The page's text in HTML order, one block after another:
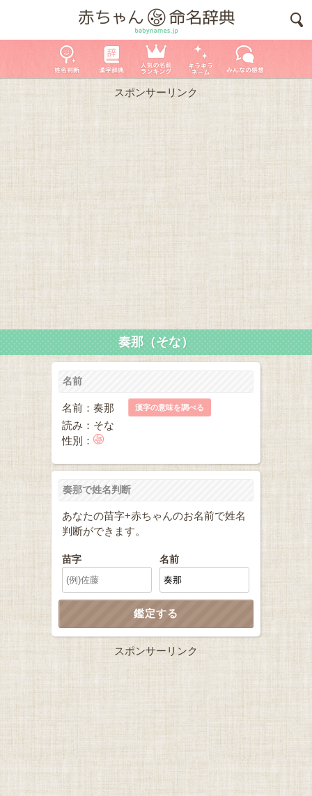
スポンサーリンク
奏那（そな）
名前
名前：奏那 漢字の意味を調べる
読み：そな
性別：
奏那で姓名判断
あなたの苗字+赤ちゃんのお名前で姓名
判断ができます。
苗字 名前
スポンサーリンク